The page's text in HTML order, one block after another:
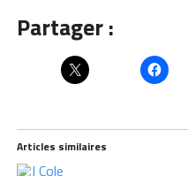
Partager :
Articles similaires